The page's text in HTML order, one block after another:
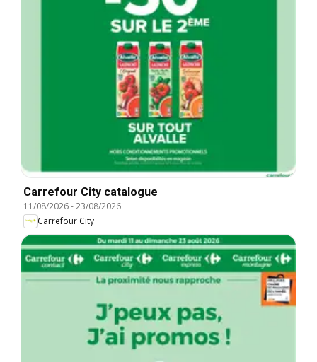
Carrefour City catalogue
11/08/2026-23/08/2026
Carrefour City